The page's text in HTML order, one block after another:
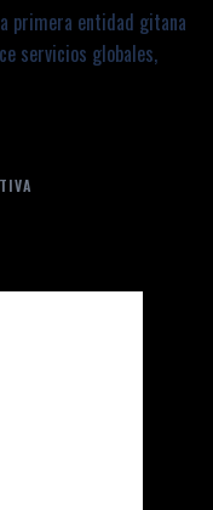
primera entidad gitana
servicios globales,